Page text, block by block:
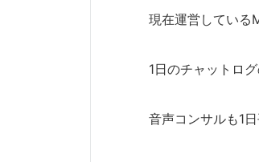
現在運営している
1日のチャットロ
音声コンサルも1